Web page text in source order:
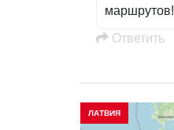
маршрутов!
Oтветить
ЛАТВИЯ